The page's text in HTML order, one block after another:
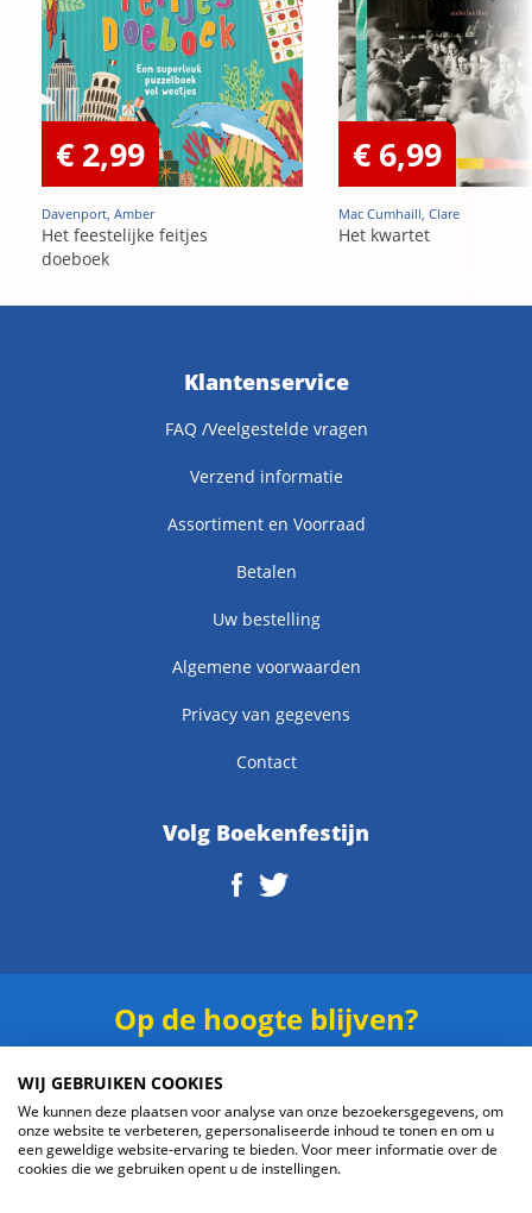
€ 2,99
Davenport, Amber
Het feestelijke feitjes
doeboek
€ 6,99
Mac Cumhaill, Clare
Het kwartet
Klantenservice
FAQ /Veelgestelde vragen
Verzend informatie
Assortiment en Voorraad
Betalen
Uw bestelling
Algemene voorwaarden
Privacy van gegevens
Contact
Volg Boekenfestijn
Op de hoogte blijven?
WIJ GEBRUIKEN COOKIES
We kunnen deze plaatsen voor analyse van onze bezoekersgegevens, om
onze website te verbeteren, gepersonaliseerde inhoud te tonen en om u
een geweldige website-ervaring te bieden. Voor meer informatie over de
cookies die we gebruiken opent u de instellingen.